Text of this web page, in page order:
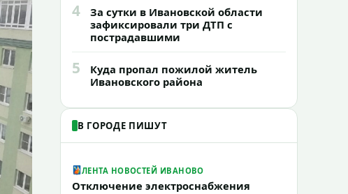
4
За сутки в Ивановской области
зафиксировали три ДТП с
пострадавшими
5
Куда пропал пожилой житель
Ивановского района
В ГОРОДЕ ПИШУТ
ЛЕНТА НОВОСТЕЙ ИВАНОВО
Отключение электроснабжения